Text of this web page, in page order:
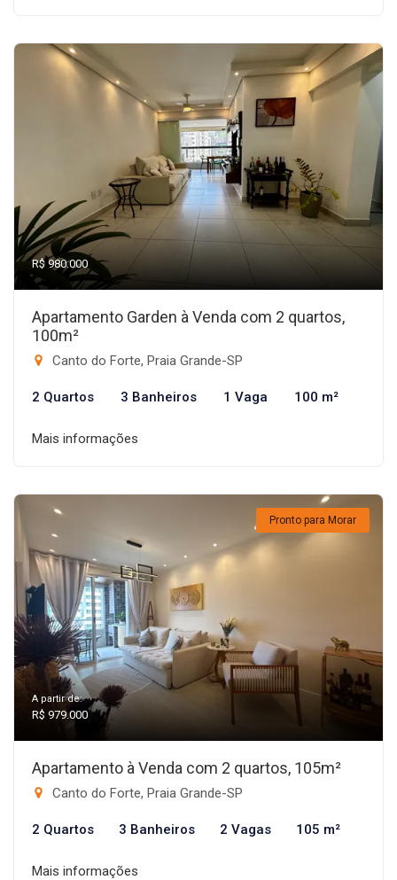
R$ 980.000
Apartamento Garden à Venda com 2 quartos,
100m²
Canto do Forte, Praia Grande-SP
2 Quartos 3 Banheiros 1 Vaga 100 m²
Mais informações
Pronto para Morar
A partir de:
R$ 979.000
Apartamento à Venda com 2 quartos, 105m²
Canto do Forte, Praia Grande-SP
2 Quartos 3 Banheiros 2 Vagas 105 m²
Mais informações